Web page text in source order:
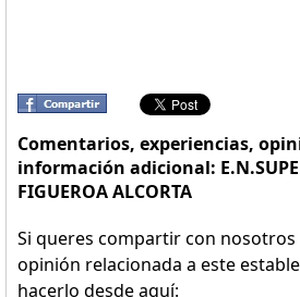
Comentarios, experiencias,
información adicional:
FIGUEROA ALCORTA
Si queres compartir con
opinión relacionada a este
hacerlo desde aquí: